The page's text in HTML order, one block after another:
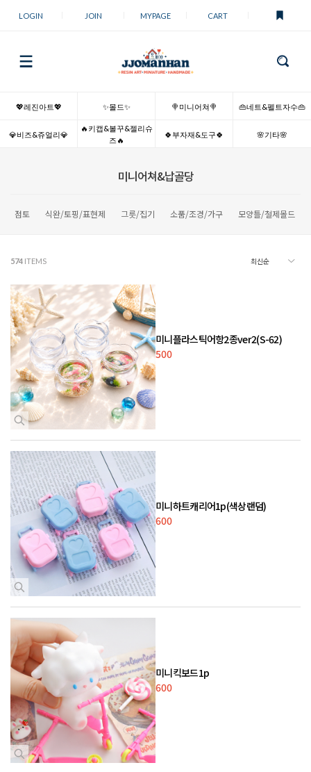
LOGIN JOIN MYPAGE CART
💖레진아트💖 ✨몰드✨ 🍭미니어쳐🍭 👜네트&펠트자수👜
💎비즈&쥬얼리💎
🔥키캡&볼꾸&젤리슈
즈🔥
🍀부자재&도구🍀 🌸기타🌸
미니어쳐&납골당
점토 식완/토핑/표현제 그릇/집기 소품/조경/가구 모양틀/철제몰드
574 ITEMS
미니플라스틱어항2종ver2(S-62)
500
미니하트캐리어1p(색상랜덤)
600
미니킥보드1p
600